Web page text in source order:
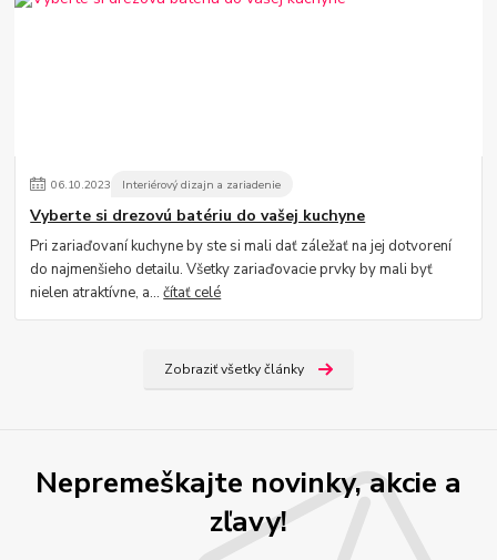
06.10.2023 Interiérový dizajn a zariadenie
Vyberte si drezovú batériu do vašej kuchyne
Pri zariaďovaní kuchyne by ste si mali dať záležať na jej dotvorení
do najmenšieho detailu. Všetky zariaďovacie prvky by mali byť
nielen atraktívne, a...čítať celé
Zobraziť všetky články
Nepremeškajte novinky, akcie a
zľavy!